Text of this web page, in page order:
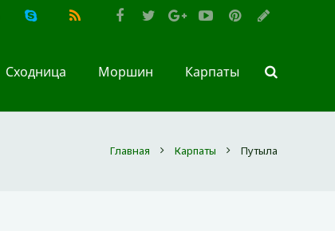
Сходница Моршин Карпаты
Главная Карпаты Путыла